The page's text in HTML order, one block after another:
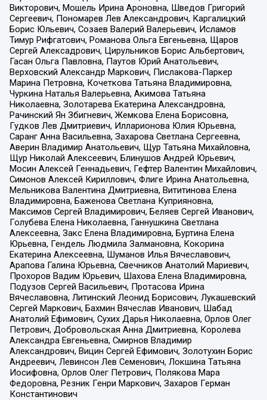
Викторович, Мошель Ирина Ароновна, Шведов Григорий
Сергеевич, Пономарев Лев Александрович, Каргалицкий
Борис Юльевич, Созаев Валерий Валерьевич, Исламов
Тимур Рифгатович, Романова Ольга Евгеньевна, Щаров
Сергей Алексадрович, Цирульников Борис Альбертович,
Гасан Ольга Павловна, Паутов Юрий Анатольевич,
Верховский Александр Маркович, Пислакова-Паркер
Марина Петровна, Кочеткова Татьяна Владимировна,
Чуркина Наталья Валерьевна, Акимова Татьяна
Николаевна, Золотарева Екатерина Александровна,
Рачинский Ян Збигневич, Жемкова Елена Борисовна,
Гудков Лев Дмитриевич, Илларионова Юлия Юрьевна,
Саранг Анна Васильевна, Захарова Светлана Сергеевна,
Аверин Владимир Анатольевич, Щур Татьяна Михайловна,
Щур Николай Алексеевич, Блинушов Андрей Юрьевич,
Мосин Алексей Геннадьевич, Гефтер Валентин Михайлович,
Симонов Алексей Кириллович, Флиге Ирина Анатольевна,
Мельникова Валентина Дмитриевна, Вититинова Елена
Владимировна, Баженова Светлана Куприяновна,
Максимов Сергей Владимирович, Беляев Сергей Иванович,
Голубева Елена Николаевна, Ганнушкина Светлана
Алексеевна, Закс Елена Владимировна, Буртина Елена
Юрьевна, Гендель Людмила Залмановна, Кокорина
Екатерина Алексеевна, Шуманов Илья Вячеславович,
Арапова Галина Юрьевна, Свечников Анатолий Мариевич,
Прохоров Вадим Юрьевич, Шахова Елена Владимировна,
Подузов Сергей Васильевич, Протасова Ирина
Вячеславовна, Литинский Леонид Борисович, Лукашевский
Сергей Маркович, Бахмин Вячеслав Иванович, Шабад
Анатолий Ефимович, Сухих Дарья Николаевна, Орлов Олег
Петрович, Добровольская Анна Дмитриевна, Королева
Александра Евгеньевна, Смирнов Владимир
Александрович, Вицин Сергей Ефимович, Золотухин Борис
Андреевич, Левинсон Лев Семенович, Локшина Татьяна
Иосифовна, Орлов Олег Петрович, Полякова Мара
Федоровна, Резник Генри Маркович, Захаров Герман
Константинович